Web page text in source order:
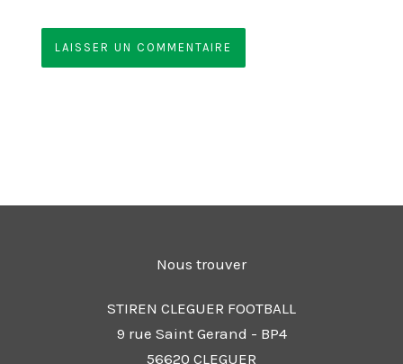
Nous trouver
STIREN CLEGUER FOOTBALL
9 rue Saint Gerand - BP4
56620 CLEGUER